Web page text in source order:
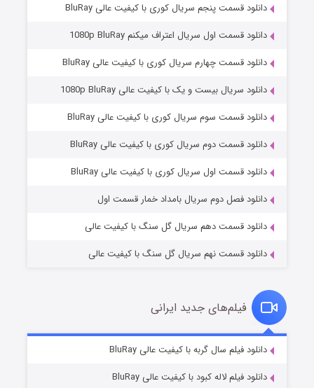
مردگان متحرک: شهر مرده ۳
قسمت۲ (زیرنویس) منتشر شد
قسمت۷ (زیرنویس) منتشر شد
دانلود قسمت پنجم سریال کوری با کیفیت عالی BluRay
دانلود قسمت اول سریال اعتراف میکنم 1080p BluRay
دانلود قسمت چهارم سریال کوری با کیفیت عالی BluRay
دانلود سریال بیست و یک با کیفیت عالی 1080p BluRay
دانلود قسمت سوم سریال کوری با کیفیت عالی BluRay
دانلود قسمت دوم سریال کوری با کیفیت عالی BluRay
دانلود قسمت اول سریال کوری با کیفیت عالی BluRay
دانلود فصل دوم سریال بامداد خمار قسمت اول
دانلود قسمت دهم سریال گل سنگ با کیفیت عالی
دانلود قسمت نهم سریال گل سنگ با کیفیت عالی
فیلم‌های جدید ایرانی
دانلود فیلم سال گربه با کیفیت عالی BluRay
دانلود فیلم لاله کبود با کیفیت عالی BluRay